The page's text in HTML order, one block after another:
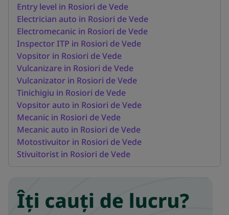
Entry level in Rosiori de Vede
Electrician auto in Rosiori de Vede
Electromecanic in Rosiori de Vede
Inspector ITP in Rosiori de Vede
Vopsitor in Rosiori de Vede
Vulcanizare in Rosiori de Vede
Vulcanizator in Rosiori de Vede
Tinichigiu in Rosiori de Vede
Vopsitor auto in Rosiori de Vede
Mecanic in Rosiori de Vede
Mecanic auto in Rosiori de Vede
Motostivuitor in Rosiori de Vede
Stivuitorist in Rosiori de Vede